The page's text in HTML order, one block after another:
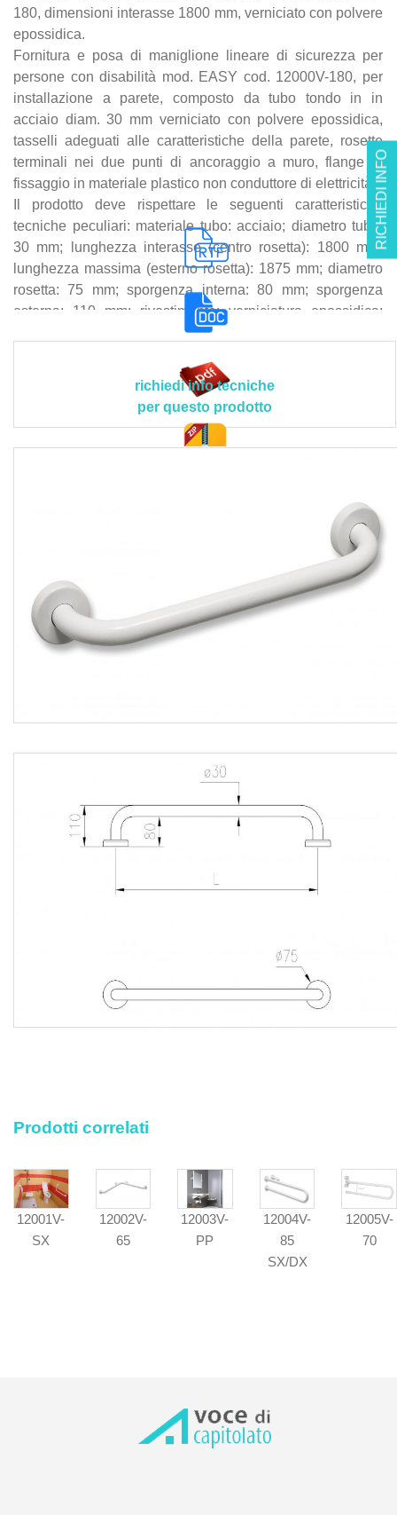
RICHIEDI INFO
180, dimensioni interasse 1800 mm, verniciato con polvere
epossidica.
Fornitura e posa di maniglione lineare di sicurezza per
persone con disabilità mod. EASY cod. 12000V-180, per
installazione a parete, composto da tubo tondo in in
acciaio diam. 30 mm verniciato con polvere epossidica,
tasselli adeguati alle caratteristiche della parete, rosette
terminali nei due punti di ancoraggio a muro, flange di
fissaggio in materiale plastico non conduttore di elettricità .
Il prodotto deve rispettare le seguenti caratteristiche
tecniche peculiari: materiale tubo: acciaio; diametro tubo:
30 mm; lunghezza interasse (centro rosetta): 1800 mm;
lunghezza massima (esterno rosetta): 1875 mm; diametro
rosetta: 75 mm; sporgenza interna: 80 mm; sporgenza
esterna: 110 mm; rivestimento: verniciatura epossidica;
impiego: installazione a parete; carico statico sostenibile:
D.M. 236/89 e D.P.R. 503/96; marcatura CE: MDD 93/42;
test di carico: UNI 11064; categoria soggetti utilizzatori:
persone con disabilità , anziani terza età .
Realizzazione conforme progetto esecutivo nel rispetto di
Sono compresi nel prezzo il trasporto dei materiali a pie
d’opera, il controllo dei livelli di riferimento e della
planarità del supporto, la verifica di eventuali passaggi di
tubazioni nei pressi dei punti di ancoraggio a muro, il
fissaggio a parete, le assistenze murarie, la pulizia finale
con l’asportazione dei detriti e polvere, il trasporto delle
macerie al piano di carico con lo sgombero e trasporto alle
pubbliche discariche, i corrispettivi per diritti di discarica,
richiedi info tecniche
per questo prodotto
Prodotti correlati
12001V-
SX
12002V-
65
12003V-
PP
12004V-
85
SX/DX
12005V-
70